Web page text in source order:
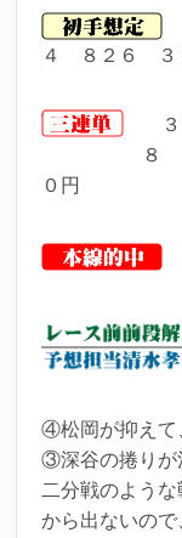
４ ８２６ ３
３
８
０円
④松岡が抑えて
③深谷の捲りが
二分戦のよう
から出ないの